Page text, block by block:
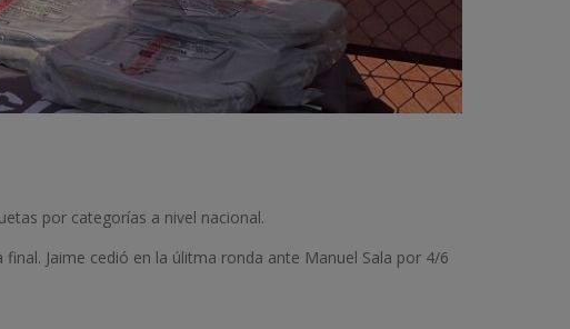
por categorías a nivel nacional.
Jaime cedió en la úlitma ronda ante Manuel Sala por 4/6